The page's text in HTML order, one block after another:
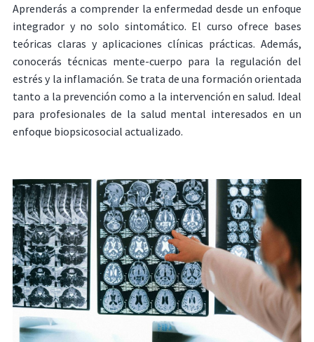
Aprenderás a comprender la enfermedad desde un enfoque
integrador y no solo sintomático. El curso ofrece bases
teóricas claras y aplicaciones clínicas prácticas. Además,
conocerás técnicas mente-cuerpo para la regulación del
estrés y la inflamación. Se trata de una formación orientada
tanto a la prevención como a la intervención en salud. Ideal
para profesionales de la salud mental interesados en un
enfoque biopsicosocial actualizado.